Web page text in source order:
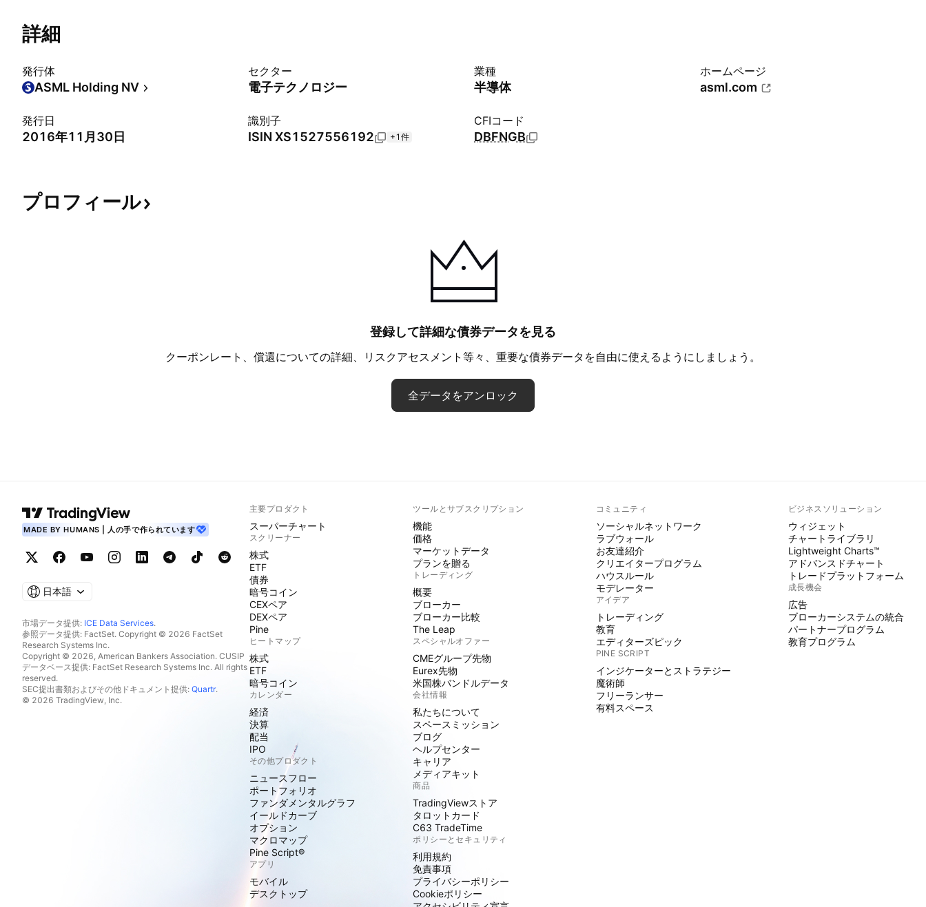
詳細
発行体
ASML Holding NV
セクター
電子テクノロジー
業種
半導体
ホームページ
asml.com
発行日
2016年11月30日
識別子
ISIN XS1527556192 +1件
CFIコード
DBFNGB
プロフィール
登録して詳細な債券データを見る
クーポンレート、償還についての詳細、リスクアセスメント等々、重要な債券データを自由に使えるようにしましょう。
全データをアンロック
MADE BY HUMANS | 人の手で作られています
日本語
市場データ提供: ICE Data Services.
参照データ提供: FactSet. Copyright © 2026 FactSet
Research Systems Inc.
Copyright © 2026, American Bankers Association. CUSIP
データベース提供: FactSet Research Systems Inc. All rights
reserved.
SEC提出書類およびその他ドキュメント提供: Quartr.
© 2026 TradingView, Inc.
主要プロダクト
スーパーチャート
スクリーナー
株式
ETF
債券
暗号コイン
CEXペア
DEXペア
Pine
ヒートマップ
株式
ETF
暗号コイン
カレンダー
経済
決算
配当
IPO
その他プロダクト
ニュースフロー
ポートフォリオ
ファンダメンタルグラフ
イールドカーブ
オプション
マクロマップ
Pine Script®
アプリ
モバイル
デスクトップ
ツールとサブスクリプション
機能
価格
マーケットデータ
プランを贈る
トレーディング
概要
ブローカー
ブローカー比較
The Leap
スペシャルオファー
CMEグループ先物
Eurex先物
米国株バンドルデータ
会社情報
私たちについて
スペースミッション
ブログ
ヘルプセンター
キャリア
メディアキット
商品
TradingViewストア
タロットカード
C63 TradeTime
ポリシーとセキュリティ
利用規約
免責事項
プライバシーポリシー
Cookieポリシー
コミュニティ
ソーシャルネットワーク
ラブウォール
お友達紹介
クリエイタープログラム
ハウスルール
モデレーター
アイデア
トレーディング
教育
エディターズピック
PINE SCRIPT
インジケーターとストラテジー
魔術師
フリーランサー
有料スペース
ビジネスソリューション
ウィジェット
チャートライブラリ
Lightweight Charts™
アドバンスドチャート
トレードプラットフォーム
成長機会
広告
ブローカーシステムの統合
パートナープログラム
教育プログラム